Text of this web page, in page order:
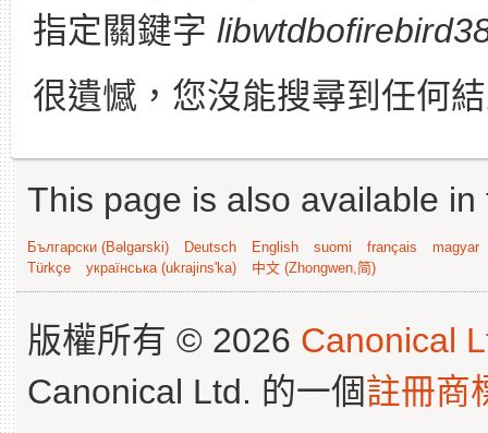
指定關鍵字
很遺憾，您沒能搜尋到任何
This page is also available
Български (Bəlgarski) Deutsch English suomi français
magyar
Türkçe
українська (ukrajins'ka) 中文 (Zhongwen,简)
版權所有 © 2026 Canonical
Canonical Ltd. 的一個註冊商